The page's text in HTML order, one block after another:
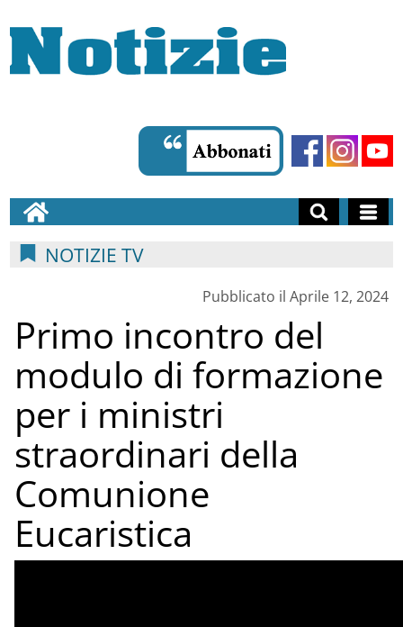
NOTIZIE TV
Pubblicato il Aprile 12, 2024
Primo incontro del
modulo di formazione
per i ministri
straordinari della
Comunione
Eucaristica